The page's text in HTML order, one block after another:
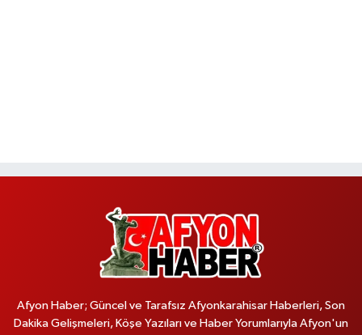
Afyon Haber; Güncel ve Tarafsız Afyonkarahisar Haberleri, Son
Dakika Gelişmeleri, Köşe Yazıları ve Haber Yorumlarıyla Afyon'un